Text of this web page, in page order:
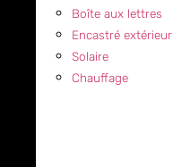
Boîte aux lettres
Encastré extérieur
Solaire
Chauffage